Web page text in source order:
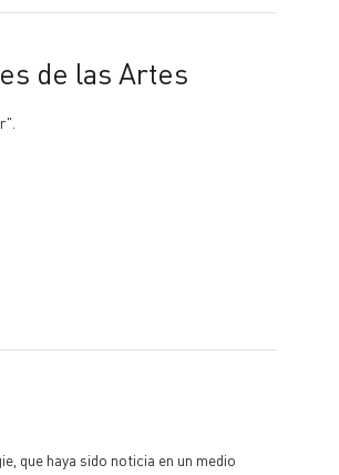
de las Artes
que haya sido noticia en un medio